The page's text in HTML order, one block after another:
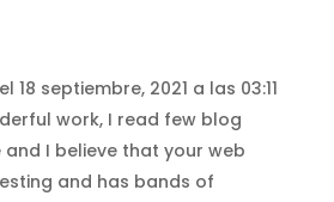
el 18 septiembre, 2021 a las 03:11
work, I read few blog
I believe that your web
and has bands of